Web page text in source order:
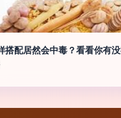
搭配居然会中毒？看看你有